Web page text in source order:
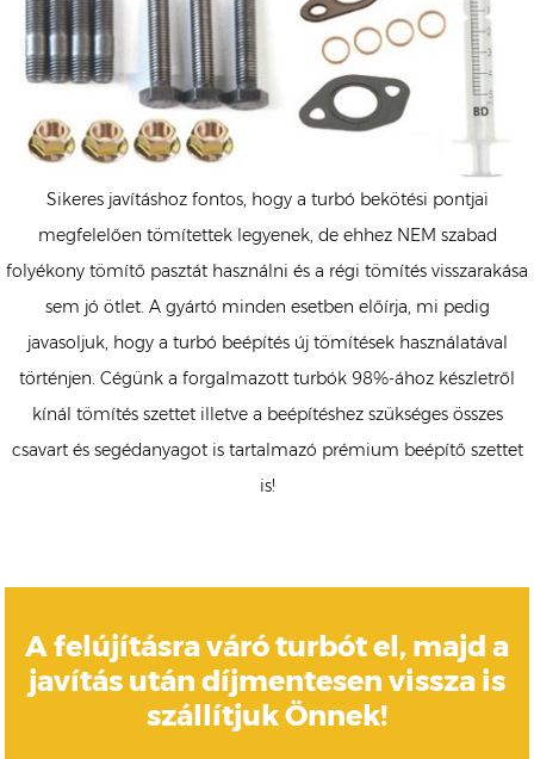
Sikeres javításhoz fontos, hogy a turbó bekötési pontjai
megfelelően tömítettek legyenek, de ehhez NEM szabad
folyékony tömítő pasztát használni és a régi tömítés visszarakása
sem jó ötlet. A gyártó minden esetben előírja, mi pedig
javasoljuk, hogy a turbó beépítés új tömítések használatával
történjen. Cégünk a forgalmazott turbók 98%-ához készletről
kínál tömítés szettet illetve a beépítéshez szükséges összes
csavart és segédanyagot is tartalmazó prémium beépítő szettet
is!
A felújításra váró turbót el, majd a
javítás után díjmentesen vissza is
szállítjuk Önnek!